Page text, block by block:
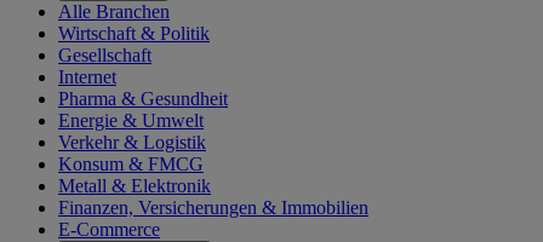
Alle Branchen
Wirtschaft & Politik
Gesellschaft
Internet
Pharma & Gesundheit
Energie & Umwelt
Verkehr & Logistik
Konsum & FMCG
Metall & Elektronik
Finanzen, Versicherungen & Immobilien
E-Commerce